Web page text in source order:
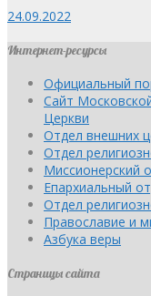
24.09.2022
Интернет-ресурсы
Официальный
Сайт
Церкви
Отдел внешних
Отдел
Миссионерский
Епархиальный
Отдел
Православие и
Азбука веры
Страницы сайта